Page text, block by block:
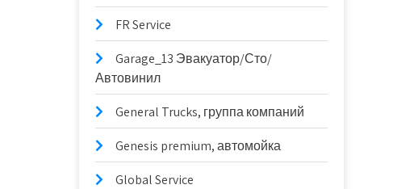
FR Service
Garage_13 Эвакуатор/Сто/
Автовинил
General Trucks, группа компаний
Genesis premium, автомойка
Global Service